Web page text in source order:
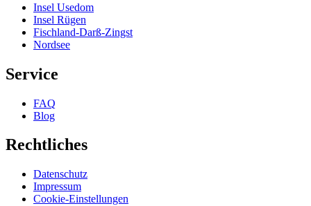
Insel Usedom
Insel Rügen
Fischland-Darß-Zingst
Nordsee
Service
FAQ
Blog
Rechtliches
Datenschutz
Impressum
Cookie-Einstellungen